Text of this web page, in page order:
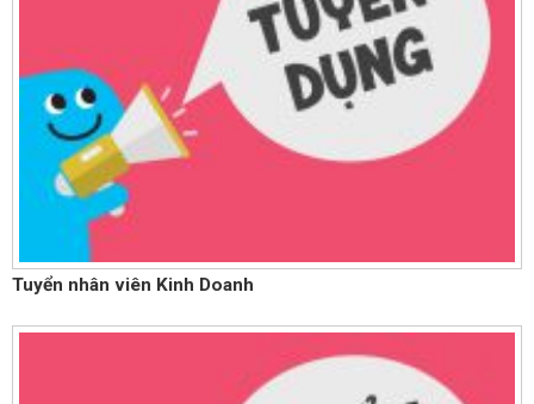
Tuyển nhân viên Kinh Doanh